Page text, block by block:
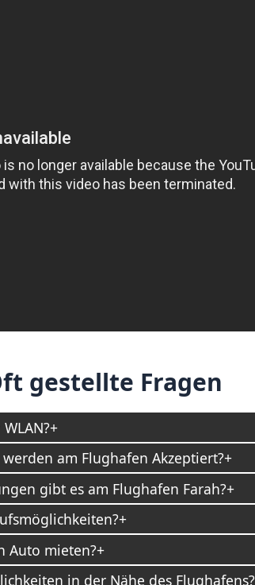
gestellte Fragen
am Flughafen Akzeptiert?
gibt es am Flughafen Farah?
Auto mieten?
in der Nähe des Flughafens?